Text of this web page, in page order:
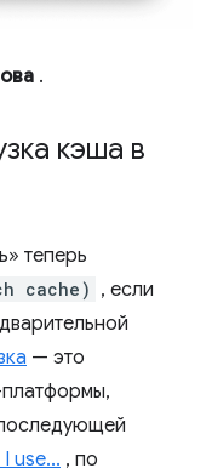
.
кэша в
теперь
cache) , если
— это
use... , по